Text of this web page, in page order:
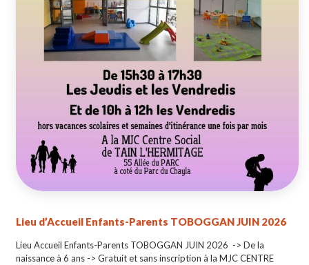
Lieu d’Accueil Enfants-Parents TOBOGGAN JUIN 2026
Lieu Accueil Enfants-Parents TOBOGGAN JUIN 2026 -> De la
naissance à 6 ans -> Gratuit et sans inscription à la MJC CENTRE